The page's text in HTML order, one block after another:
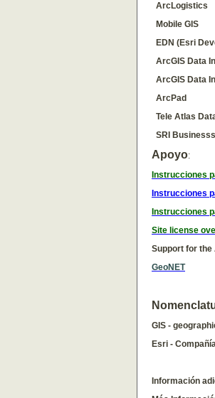
ArcLogistics
Mobile GIS
EDN (Esri
ArcGIS Data
ArcGIS Data
ArcPad
Tele Atlas
SRI
Apoyo:
Instrucciones
Instrucciones
Instrucciones
Site license
Support for the
GeoNET
GIS -
Esri -
Información